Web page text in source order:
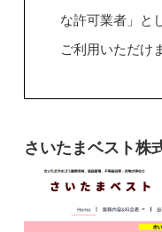
な許可業者」と
ご利用いただけ
さいたまベスト株